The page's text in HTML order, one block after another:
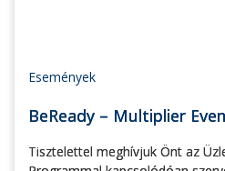
Események
BeReady – Multiplier
Tisztelettel meghívjuk Önt az